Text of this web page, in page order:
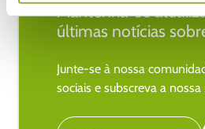
Mantenha-se
últimas notícias
Junte-se à nossa
sociais e subscreva a